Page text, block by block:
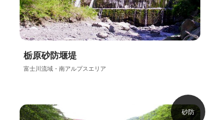
栃原砂防堰堤
富士川流域・南アルプスエリア
砂防